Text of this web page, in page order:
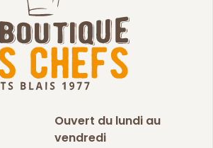
Ouvert du lundi au
vendredi